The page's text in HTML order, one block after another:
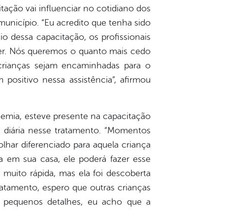
vai influenciar no cotidiano dos
“Eu acredito que tenha sido
dessa capacitação, os profissionais
Nós queremos o quanto mais cedo
sejam encaminhadas para o
nessa assistência”, afirmou
esteve presente na capacitação
nesse tratamento. “Momentos
diferenciado para aquela criança
sua casa, ele poderá fazer esse
rápida, mas ela foi descoberta
espero que outras crianças
detalhes, eu acho que a